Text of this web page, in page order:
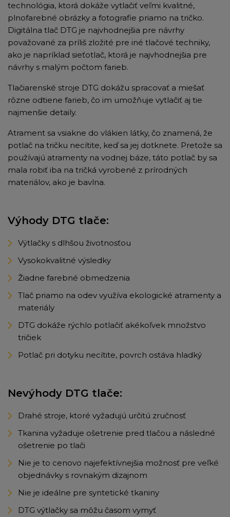
technológia, ktorá dokáže vytlačiť veľmi kvalitné,
plnofarebné obrázky a fotografie priamo na tričko.
Digitálna tlač DTG je najvhodnejšia pre návrhy
považované za príliš zložité pre iné tlačové techniky,
ako je napríklad sieťotlač, ktorá je najvhodnejšia pre
návrhy s malým počtom farieb.
Tlačiarenské stroje DTG dokážu spracovať a miešať
rôzne odtiene farieb, čo im umožňuje vytlačiť aj tie
najmenšie detaily.
Atrament sa vsiakne do vlákien látky, čo znamená, že
potlač na tričku necítite, keď sa jej dotknete. Pretože sa
používajú atramenty na vodnej báze, táto potlač by sa
mala robiť iba na tričká vyrobené z prírodných
materiálov, ako je bavlna.
Výhody DTG tlače:
Výtlačky s dlhšou životnosťou
Vysokokvalitné výsledky
Žiadne farebné obmedzenia
Tlač priamo na odev využíva ekologické atramenty a
materiály
DTG dokáže rýchlo potlačiť akékoľvek množstvo
tričiek
Potlač pri dotyku necítite, povrch ostáva hladký
Nevýhody DTG tlače:
Drahé stroje, ktoré vyžadujú určitú zručnosť
Tkanina vyžaduje ošetrenie pred tlačou a následné
ošetrenie po tlači
Nie je to cenovo najefektívnejšia možnosť pre veľké
objednávky s rovnakým dizajnom
Nie je ideálne pre syntetické tkaniny
DTG výtlačky sa môžu časom vymyť